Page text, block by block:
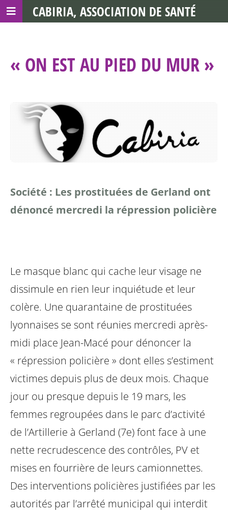
« ON EST AU PIED DU MUR »
Société : Les prostituées de Gerland ont
dénoncé mercredi la répression policière
Le masque blanc qui cache leur visage ne
dissimule en rien leur inquiétude et leur
colère. Une quarantaine de prostituées
lyonnaises se sont réunies mercredi après-
midi place Jean-Macé pour dénoncer la
« répression policière » dont elles s’estiment
victimes depuis plus de deux mois. Chaque
jour ou presque depuis le 19 mars, les
femmes regroupées dans le parc d’activité
de l’Artillerie à Gerland (7e) font face à une
nette recrudescence des contrôles, PV et
mises en fourrière de leurs camionnettes.
Des interventions policières justifiées par les
autorités par l’arrêté municipal qui interdit
CABIRIA, ASSOCIATION DE SANTÉ